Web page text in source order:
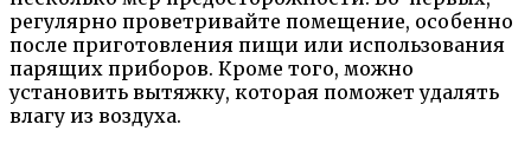
регулярно проветривайте помещение, особенно
после приготовления пищи или использования
парящих приборов. Кроме того, можно
установить вытяжку, которая поможет удалять
влагу из воздуха.